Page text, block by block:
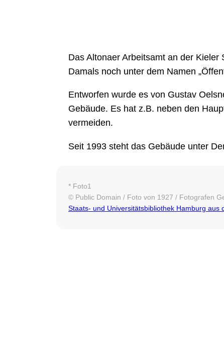
Das Altonaer Arbeitsamt an der
Damals noch unter dem Namen
Entworfen wurde es von Gustav
Gebäude. Es hat z.B. neben den
vermeiden.
Seit 1993 steht das Gebäude unter
* Foto1
© Public Domain / Foto von 1927 / Fotografen
Staats- und Universitätsbibliothek Hamburg aus